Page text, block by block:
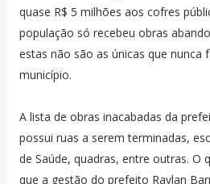
quase R$ 5 milhões aos cofres
população só recebeu obras
estas não são as únicas que nunca
município.
A lista de obras inacabadas da
possui ruas a serem terminadas,
de Saúde, quadras, entre outras. O
que a gestão do prefeito Raylan